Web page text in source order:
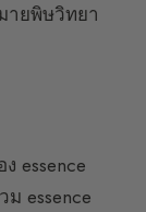
ายพิษวิทยา
essence
essence